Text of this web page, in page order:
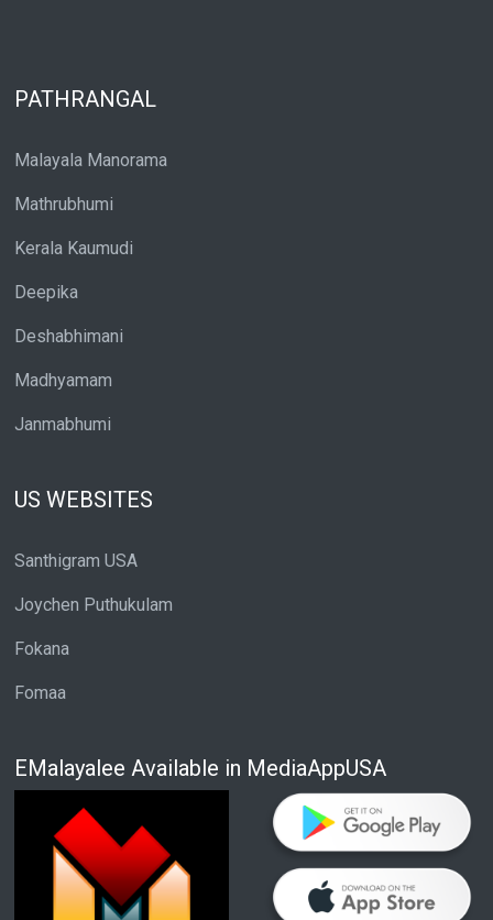
PATHRANGAL
Malayala Manorama
Mathrubhumi
Kerala Kaumudi
Deepika
Deshabhimani
Madhyamam
Janmabhumi
US WEBSITES
Santhigram USA
Joychen Puthukulam
Fokana
Fomaa
EMalayalee Available in MediaAppUSA